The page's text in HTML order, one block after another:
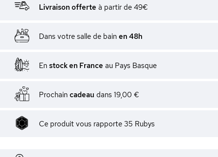
Livraison offerte à partir de 49€
Dans votre salle de bain en 48h
En stock en France au Pays Basque
Prochain cadeau dans 19,00 €
Ce produit vous rapporte 35 Rubys